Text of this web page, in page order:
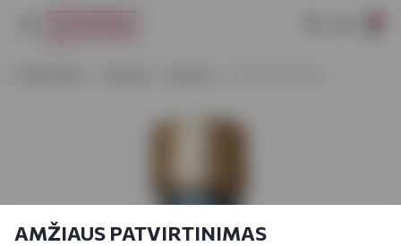
AMŽIAUS PATVIRTINIMAS